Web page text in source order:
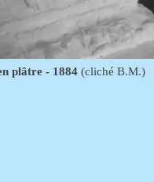
plâtre - 1884(cliché B.M.)